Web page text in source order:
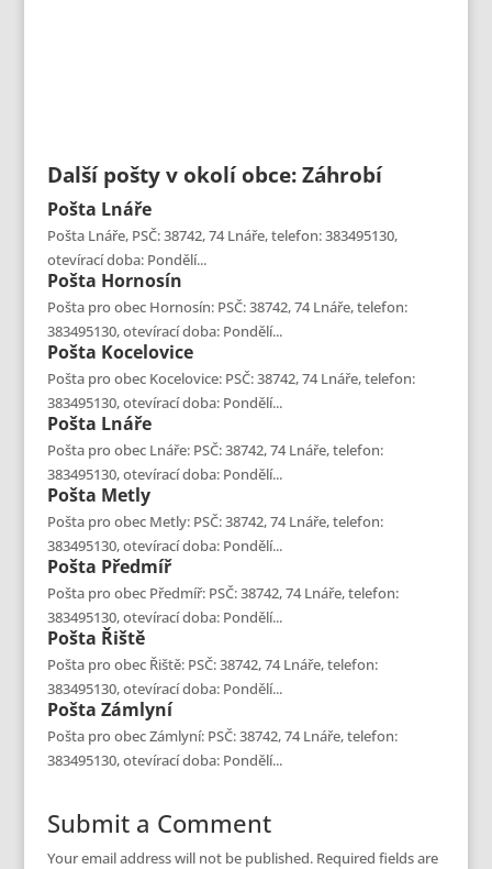
Další pošty v okolí obce: Záhrobí
Pošta Lnáře
Pošta Lnáře, PSČ: 38742, 74 Lnáře, telefon: 383495130,
otevírací doba: Pondělí...
Pošta Hornosín
Pošta pro obec Hornosín: PSČ: 38742, 74 Lnáře, telefon:
383495130, otevírací doba: Pondělí...
Pošta Kocelovice
Pošta pro obec Kocelovice: PSČ: 38742, 74 Lnáře, telefon:
383495130, otevírací doba: Pondělí...
Pošta Lnáře
Pošta pro obec Lnáře: PSČ: 38742, 74 Lnáře, telefon:
383495130, otevírací doba: Pondělí...
Pošta Metly
Pošta pro obec Metly: PSČ: 38742, 74 Lnáře, telefon:
383495130, otevírací doba: Pondělí...
Pošta Předmíř
Pošta pro obec Předmíř: PSČ: 38742, 74 Lnáře, telefon:
383495130, otevírací doba: Pondělí...
Pošta Řiště
Pošta pro obec Řiště: PSČ: 38742, 74 Lnáře, telefon:
383495130, otevírací doba: Pondělí...
Pošta Zámlyní
Pošta pro obec Zámlyní: PSČ: 38742, 74 Lnáře, telefon:
383495130, otevírací doba: Pondělí...
Submit a Comment
Your email address will not be published. Required fields are